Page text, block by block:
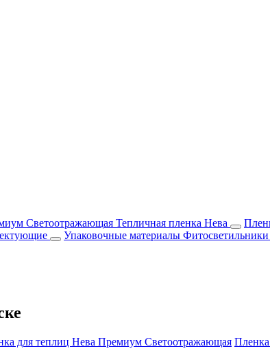
Светоотражающая Тепличная пленка Нева
Упаковочные материалы Фитосветильники
для теплиц Нева Премиум Светоотражающая